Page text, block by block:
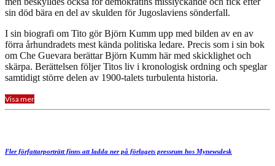
sin död bära en del av skulden för Jugoslaviens sönderfall.
I sin biografi om Tito gör Björn Kumm upp med bilden av en av
förra århundradets mest kända politiska ledare. Precis som i sin bok
om Che Guevara berättar Björn Kumm här med skicklighet och
skärpa. Berättelsen följer Titos liv i kronologisk ordning och speglar
samtidigt större delen av 1900-talets turbulenta historia.
Visa mer
Fler författarporträtt finns att ladda ner på förlagets pressrum hos Mynewsdesk